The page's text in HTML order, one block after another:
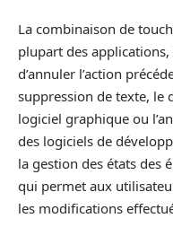
La combinaison de
plupart des
d’annuler l’action
suppression de texte, le
logiciel graphique ou
des logiciels de
la gestion des états des
qui permet aux
les modifications